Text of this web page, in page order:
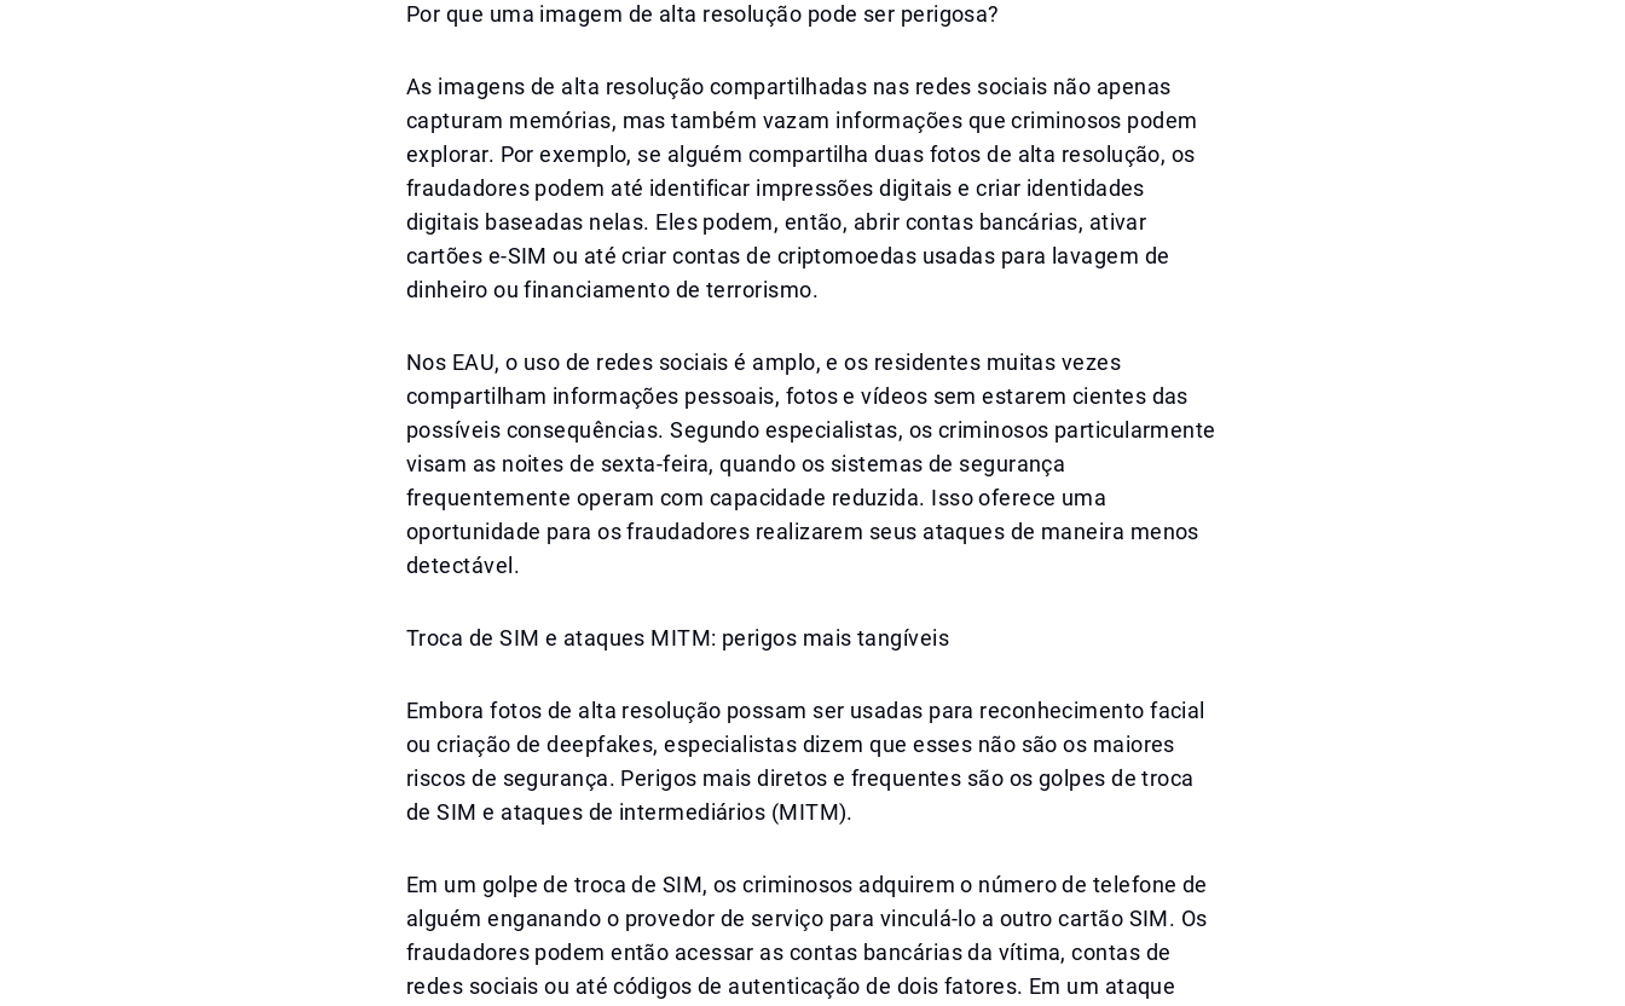
Por que uma imagem de alta resolução pode ser perigosa?
As imagens de alta resolução compartilhadas nas redes sociais não apenas
capturam memórias, mas também vazam informações que criminosos podem
explorar. Por exemplo, se alguém compartilha duas fotos de alta resolução, os
fraudadores podem até identificar impressões digitais e criar identidades
digitais baseadas nelas. Eles podem, então, abrir contas bancárias, ativar
cartões e-SIM ou até criar contas de criptomoedas usadas para lavagem de
dinheiro ou financiamento de terrorismo.
Nos EAU, o uso de redes sociais é amplo, e os residentes muitas vezes
compartilham informações pessoais, fotos e vídeos sem estarem cientes das
possíveis consequências. Segundo especialistas, os criminosos particularmente
visam as noites de sexta-feira, quando os sistemas de segurança
frequentemente operam com capacidade reduzida. Isso oferece uma
oportunidade para os fraudadores realizarem seus ataques de maneira menos
detectável.
Troca de SIM e ataques MITM: perigos mais tangíveis
Embora fotos de alta resolução possam ser usadas para reconhecimento facial
ou criação de deepfakes, especialistas dizem que esses não são os maiores
riscos de segurança. Perigos mais diretos e frequentes são os golpes de troca
de SIM e ataques de intermediários (MITM).
Em um golpe de troca de SIM, os criminosos adquirem o número de telefone de
alguém enganando o provedor de serviço para vinculá-lo a outro cartão SIM. Os
fraudadores podem então acessar as contas bancárias da vítima, contas de
redes sociais ou até códigos de autenticação de dois fatores. Em um ataque